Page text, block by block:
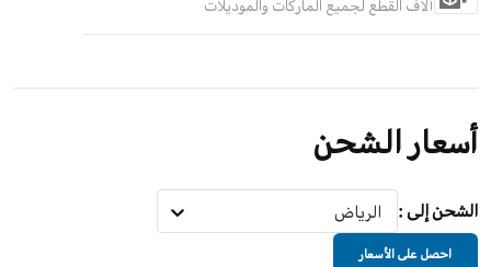
آلاف القطع لجميع الماركات والموديلات
أسعار الشحن
الشحن إلى : الرياض
احصل على الأسعار